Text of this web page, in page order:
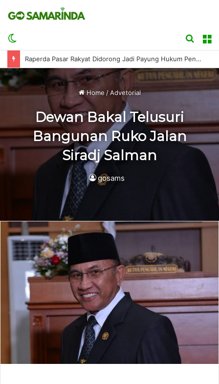
skin
Search
for
Raperda Pasar Rakyat Didorong Jadi Payung Hukum Penguatan UMKM
Home / Advetorial
Dewan Bakal Telusuri
Bangunan Ruko Jalan
Siradj Salman
gosams